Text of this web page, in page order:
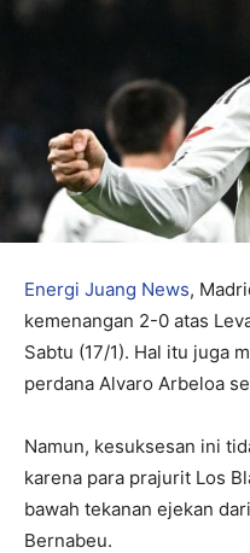
Energi Juang News,
kemenangan 2-0 atas
Sabtu (17/1). Hal itu juga
perdana Alvaro Arbeloa
Namun, kesuksesan ini
karena para prajurit Los
bawah tekanan ejekan
Bernabeu.